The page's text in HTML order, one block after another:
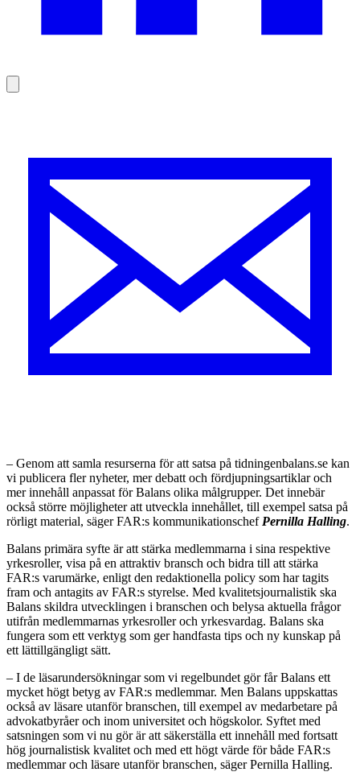
– Genom att samla resurserna för att satsa på tidningenbalans.se kan
vi publicera fler nyheter, mer debatt och fördjupningsartiklar och
mer innehåll anpassat för Balans olika målgrupper. Det innebär
också större möjligheter att utveckla innehållet, till exempel satsa på
rörligt material, säger FAR:s kommunikationschef Pernilla Halling.
Balans primära syfte är att stärka medlemmarna i sina respektive
yrkesroller, visa på en attraktiv bransch och bidra till att stärka
FAR:s varumärke, enligt den redaktionella policy som har tagits
fram och antagits av FAR:s styrelse. Med kvalitetsjournalistik ska
Balans skildra utvecklingen i branschen och belysa aktuella frågor
utifrån medlemmarnas yrkesroller och yrkesvardag. Balans ska
fungera som ett verktyg som ger handfasta tips och ny kunskap på
ett lättillgängligt sätt.
– I de läsarundersökningar som vi regelbundet gör får Balans ett
mycket högt betyg av FAR:s medlemmar. Men Balans uppskattas
också av läsare utanför branschen, till exempel av medarbetare på
advokatbyråer och inom universitet och högskolor. Syftet med
satsningen som vi nu gör är att säkerställa ett innehåll med fortsatt
hög journalistisk kvalitet och med ett högt värde för både FAR:s
medlemmar och läsare utanför branschen, säger Pernilla Halling.